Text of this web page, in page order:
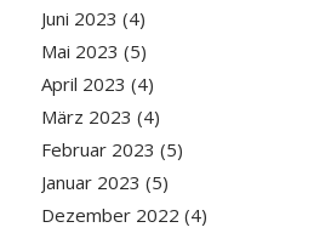
Juni 2023 (4)
Mai 2023 (5)
April 2023 (4)
März 2023 (4)
Februar 2023 (5)
Januar 2023 (5)
Dezember 2022 (4)